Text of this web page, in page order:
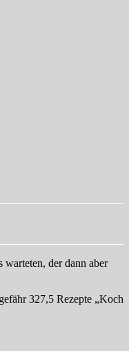
warteten, der dann aber
327,5 Rezepte „Koch